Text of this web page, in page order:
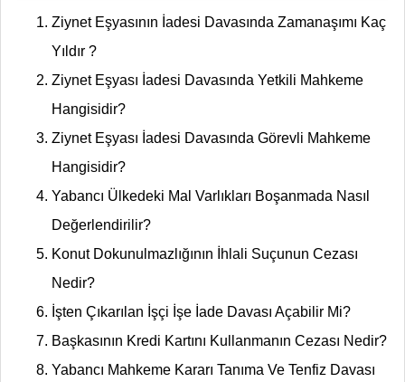
Ziynet Eşyasının İadesi Davasında Zamanaşımı Kaç
Yıldır ?
Ziynet Eşyası İadesi Davasında Yetkili Mahkeme
Hangisidir?
Ziynet Eşyası İadesi Davasında Görevli Mahkeme
Hangisidir?
Yabancı Ülkedeki Mal Varlıkları Boşanmada Nasıl
Değerlendirilir?
Konut Dokunulmazlığının İhlali Suçunun Cezası
Nedir?
İşten Çıkarılan İşçi İşe İade Davası Açabilir Mi?
Başkasının Kredi Kartını Kullanmanın Cezası Nedir?
Yabancı Mahkeme Kararı Tanıma Ve Tenfiz Davası